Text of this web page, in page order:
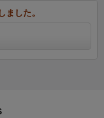
ました。